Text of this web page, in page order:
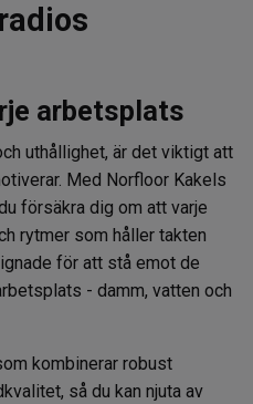
arbetsplats
uthållighet, är det viktigt att
Med Norfloor Kakels
försäkra dig om att varje
rytmer som håller takten
för att stå emot de
- damm, vatten och
kombinerar robust
så du kan njuta av